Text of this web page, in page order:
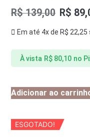
R$139,00 R$
Em até 4x de R$ 22,25
À vista R$80,10 no
Adicionar ao
ESGOTADO!